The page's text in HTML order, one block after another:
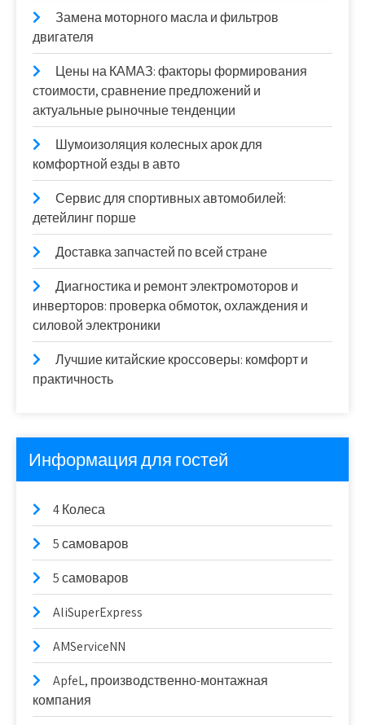
Замена моторного масла и фильтров
двигателя
Цены на КАМАЗ: факторы формирования
стоимости, сравнение предложений и
актуальные рыночные тенденции
Шумоизоляция колесных арок для
комфортной езды в авто
Сервис для спортивных автомобилей:
детейлинг порше
Доставка запчастей по всей стране
Диагностика и ремонт электромоторов и
инверторов: проверка обмоток, охлаждения и
силовой электроники
Лучшие китайские кроссоверы: комфорт и
практичность
Информация для гостей
4 Колеса
5 самоваров
5 самоваров
AliSuperExpress
AMServiceNN
ApfeL, производственно-монтажная
компания